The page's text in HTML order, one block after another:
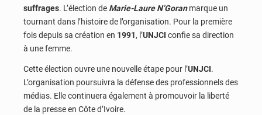
suffrages. L’élection de Marie-Laure N’Goranmarque un
tournant dans l’histoire de l’organisation. Pour la première
fois depuis sa création en 1991, l’UNJCI confie sa direction
à une femme.
Cette élection ouvre une nouvelle étape pour l’UNJCI.
L’organisation poursuivra la défense des professionnels des
médias. Elle continuera également à promouvoir la liberté
de la presse en Côte d’Ivoire.